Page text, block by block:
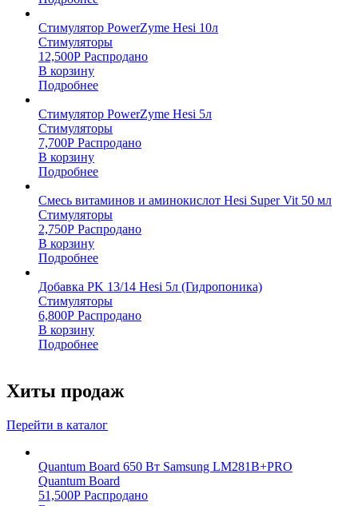
Стимулятор PowerZyme Hesi 10л
Стимуляторы
12,500Р Распродано
В корзину
Подробнее
Стимулятор PowerZyme Hesi 5л
Стимуляторы
7,700Р Распродано
В корзину
Подробнее
Смесь витаминов и аминокислот Hesi Super Vit 50 мл
Стимуляторы
2,750Р Распродано
В корзину
Подробнее
Добавка PK 13/14 Hesi 5л (Гидропоника)
Стимуляторы
6,800Р Распродано
В корзину
Подробнее
Хиты продаж
Перейти в каталог
Quantum Board 650 Вт Samsung LM281B+PRO
Quantum Board
51,500Р Распродано